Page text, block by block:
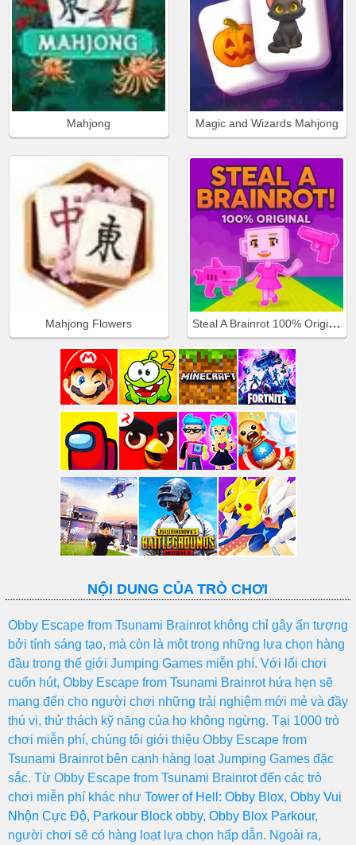
Mahjong Magic and Wizards Mahjong
Mahjong Flowers Steal A Brainrot 100% Original
NỘI DUNG CỦA TRÒ CHƠI
Obby Escape from Tsunami Brainrot không chỉ gây ấn tượng
bởi tính sáng tạo, mà còn là một trong những lựa chọn hàng
đầu trong thế giới Jumping Games miễn phí. Với lối chơi
cuốn hút, Obby Escape from Tsunami Brainrot hứa hẹn sẽ
mang đến cho người chơi những trải nghiệm mới mẻ và đầy
thú vị, thử thách kỹ năng của họ không ngừng. Tại 1000 trò
chơi miễn phí, chúng tôi giới thiệu Obby Escape from
Tsunami Brainrot bên cạnh hàng loạt Jumping Games đặc
sắc. Từ Obby Escape from Tsunami Brainrot đến các trò
chơi miễn phí khác như Tower of Hell: Obby Blox, Obby Vui
Nhộn Cực Độ, Parkour Block obby, Obby Blox Parkour,
người chơi sẽ có hàng loạt lựa chọn hấp dẫn. Ngoài ra,